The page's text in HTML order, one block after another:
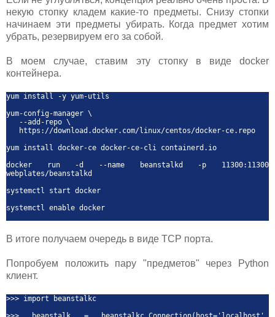
некую стопку кладем какие-то предметы. Снизу стопки
начинаем эти предметы убирать. Когда предмет хотим
убрать, резервируем его за собой.
В моем случае, ставим эту стопку в виде docker
контейнера.
yum install -y yum-utils
yum-config-manager \
--add-repo \
https://download.docker.com/linux/centos/docker-ce.repo
yum install docker-ce docker-ce-cli containerd.io
docker run -d --name beanstalkd -p 11300:11300
webplates/beanstalkd
systemctl start docker
systemctl enable docker
В итоге получаем очередь в виде TCP порта.
Попробуем положить пару "предметов" через Python
клиент.
>>> import beanstalkc